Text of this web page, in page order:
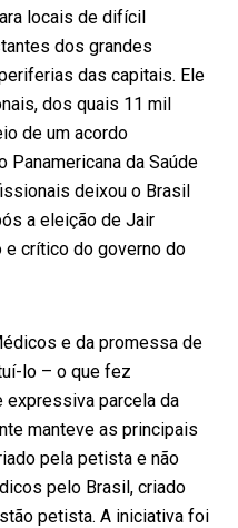
locais de difícil
dos grandes
das capitais. Ele
dos quais 11 mil
de um acordo
Panamericana da Saúde
deixou o Brasil
a eleição de Jair
e crítico do governo do
e da promessa de
lo – o que fez
expressiva parcela da
manteve as principais
pela petista e não
pelo Brasil, criado
petista. A iniciativa foi